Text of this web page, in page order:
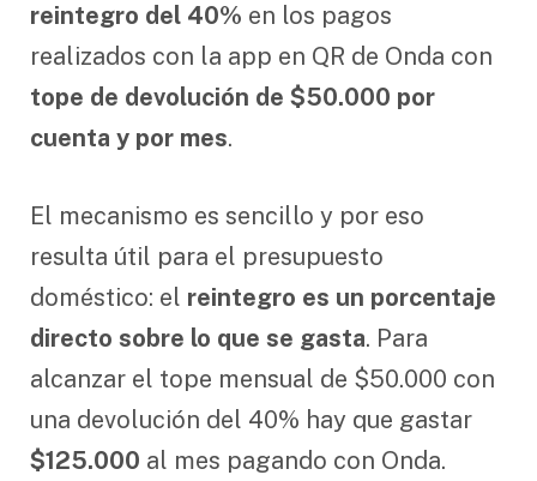
reintegro del 40% en los pagos
realizados con la app en QR de Onda con
tope de devolución de $50.000 por
cuenta y por mes.
El mecanismo es sencillo y por eso
resulta útil para el presupuesto
doméstico: el reintegro es un porcentaje
directo sobre lo que se gasta. Para
alcanzar el tope mensual de $50.000 con
una devolución del 40% hay que gastar
$125.000 al mes pagando con Onda.